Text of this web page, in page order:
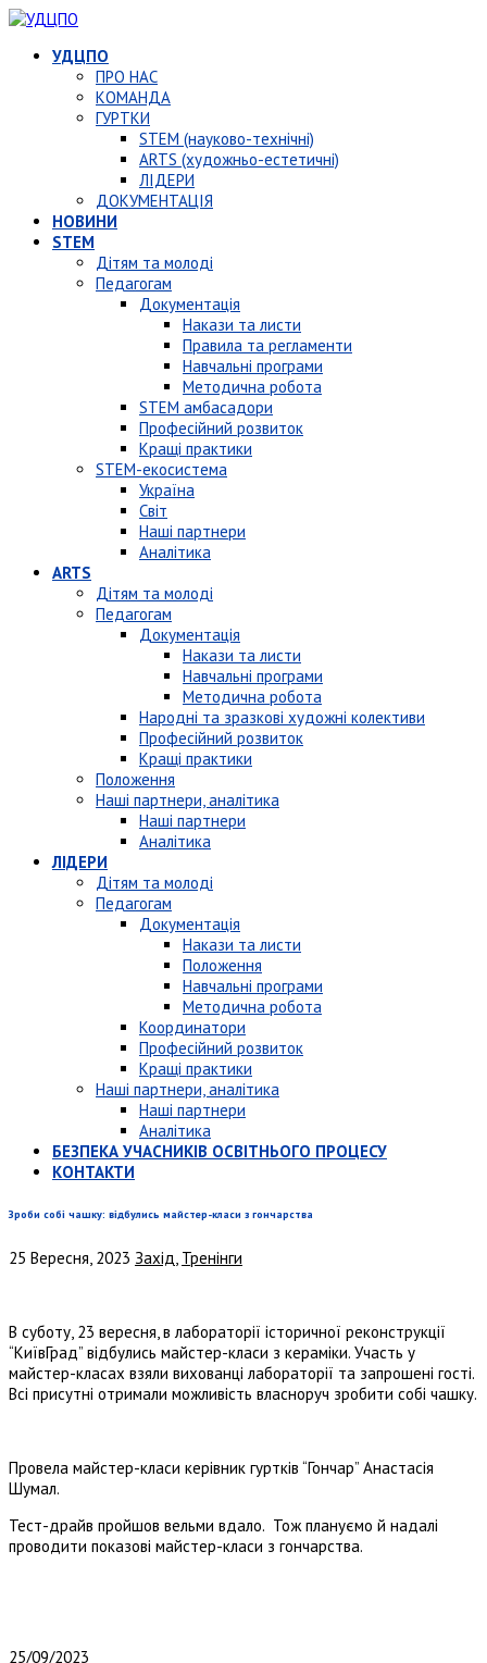
УДЦПО
ПРО НАС
КОМАНДА
ГУРТКИ
STEM (науково-технічні)
ARTS (художньо-естетичні)
ЛІДЕРИ
ДОКУМЕНТАЦІЯ
НОВИНИ
STEM
Дітям та молоді
Педагогам
Документація
Накази та листи
Правила та регламенти
Навчальні програми
Методична робота
STEM амбасадори
Професійний розвиток
Кращі практики
STEM-екосистема
Україна
Світ
Наші партнери
Аналітика
ARTS
Дітям та молоді
Педагогам
Документація
Накази та листи
Навчальні програми
Методична робота
Народні та зразкові художні колективи
Професійний розвиток
Кращі практики
Положення
Наші партнери, аналітика
Наші партнери
Аналітика
ЛІДЕРИ
Дітям та молоді
Педагогам
Документація
Накази та листи
Положення
Навчальні програми
Методична робота
Координатори
Професійний розвиток
Кращі практики
Наші партнери, аналітика
Наші партнери
Аналітика
БЕЗПЕКА УЧАСНИКІВ ОСВІТНЬОГО ПРОЦЕСУ
КОНТАКТИ
Зроби собі чашку: відбулись майстер-класи з гончарства
25 Вересня, 2023 Захід, Тренінги
В суботу, 23 вересня, в лабораторії історичної реконструкції
“КиївГрад” відбулись майстер-класи з кераміки. Участь у
майстер-класах взяли вихованці лабораторії та запрошені гості.
Всі присутні отримали можливість власноруч зробити собі чашку.
Провела майстер-класи керівник гуртків “Гончар” Анастасія
Шумал.
Тест-драйв пройшов вельми вдало. Тож плануємо й надалі
проводити показові майстер-класи з гончарства.
25/09/2023